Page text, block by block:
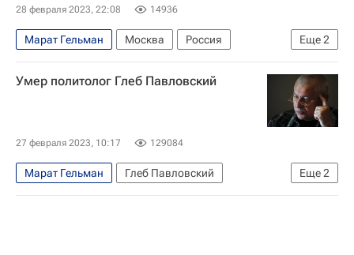
28 февраля 2023, 22:08 14936
Еще2
Марат Гельман Москва
Россия
Глеб Павловский
Умер политолог Глеб Павловский
27 февраля 2023, 10:17 129084
Еще2
Марат Гельман
Глеб Павловский
Политика
Россия